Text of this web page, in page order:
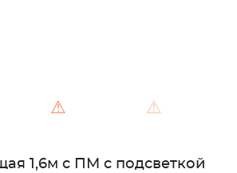
⚠ ⚠
1,6м с ПМ с подсветкой